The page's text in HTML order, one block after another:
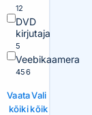
12
DVD
kirjutaja
5
Veebikaamera
456
Vaata
kõiki
Vali
kõik